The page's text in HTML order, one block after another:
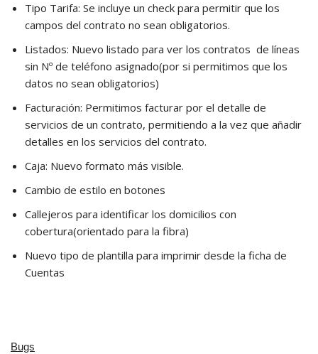
Tipo Tarifa: Se incluye un check para permitir que los
campos del contrato no sean obligatorios.
Listados: Nuevo listado para ver los contratos de líneas
sin Nº de teléfono asignado(por si permitimos que los
datos no sean obligatorios)
Facturación: Permitimos facturar por el detalle de
servicios de un contrato, permitiendo a la vez que añadir
detalles en los servicios del contrato.
Caja: Nuevo formato más visible.
Cambio de estilo en botones
Callejeros para identificar los domicilios con
cobertura(orientado para la fibra)
Nuevo tipo de plantilla para imprimir desde la ficha de
Cuentas
Bugs